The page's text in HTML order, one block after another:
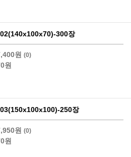
300장
원 (0)
원
250장
원 (0)
원